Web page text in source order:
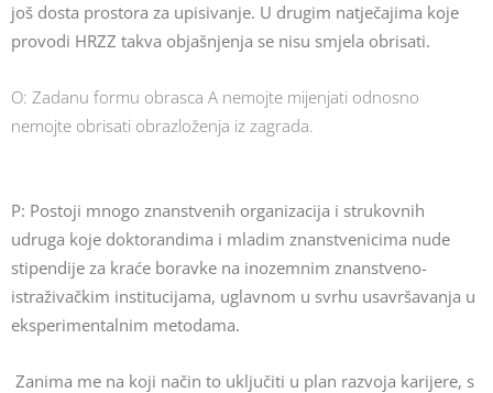
još dosta prostora za upisivanje. U drugim natječajima koje
provodi HRZZ takva objašnjenja se nisu smjela obrisati.
O: Zadanu formu obrasca A nemojte mijenjati odnosno
nemojte obrisati obrazloženja iz zagrada.
P: Postoji mnogo znanstvenih organizacija i strukovnih
udruga koje doktorandima i mladim znanstvenicima nude
stipendije za kraće boravke na inozemnim znanstveno-
istraživačkim institucijama, uglavnom u svrhu usavršavanja u
eksperimentalnim metodama.
Zanima me na koji način to uključiti u plan razvoja karijere, s